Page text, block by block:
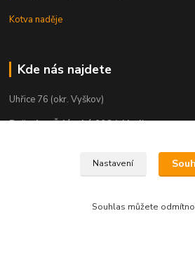
Kotva naděje
Kde nás najdete
Uhřice 76 (okr. Vyškov)
Bučovice, Ždánská 906 (sklad)
České Budějovice, U Černé věže 71/4
Nastavení
Souhlas můžete